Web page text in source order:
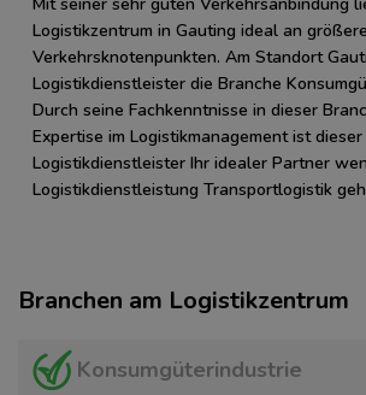
Logistikzentrum in Gauting ideal an
Verkehrsknotenpunkten. Am Standort
Logistikdienstleister die Branche
Durch seine Fachkenntnisse in dieser
Expertise im Logistikmanagement ist dieser
Logistikdienstleister Ihr idealer Partner
Logistikdienstleistung Transportlogistik
Branchen am Logistikzentrum
Konsumgüterindustrie